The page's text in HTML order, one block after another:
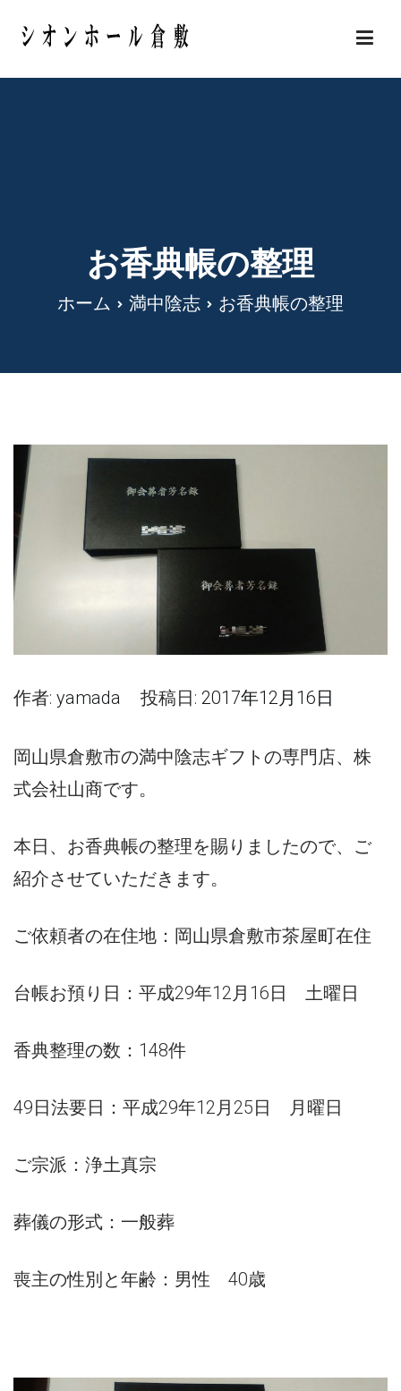
を
お香典帳の整理
ホーム 満中陰志 お香典帳の整理
作者: yamada 投稿日: 2017年12月16日
岡山県倉敷市の満中陰志ギフトの専門店、株
式会社山商です。
本日、お香典帳の整理を賜りましたので、ご
紹介させていただきます。
ご依頼者の在住地：岡山県倉敷市茶屋町在住
台帳お預り日：平成29年12月16日 土曜日
香典整理の数：148件
49日法要日：平成29年12月25日 月曜日
ご宗派：浄土真宗
葬儀の形式：一般葬
喪主の性別と年齢：男性 40歳